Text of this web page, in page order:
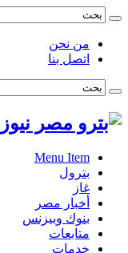
من نحن
اتصل بنا
Menu Item
بترول
غاز
أخبار مصر
بنوك وبيزنس
متابعات
خدمات